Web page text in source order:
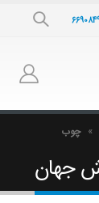
» چوب